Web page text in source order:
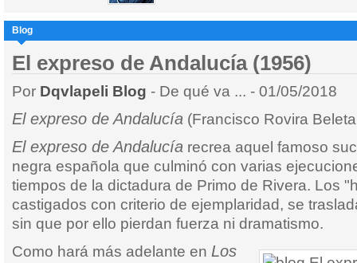
Blog
El expreso de Andalucía (1956)
Por Dqvlapeli Blog - De qué va ... - 01/05/2018
El expreso de Andalucía (Francisco Rovira
El expreso de Andalucía recrea aquel famoso
negra española que culminó con varias
tiempos de la dictadura de Primo de Rivera. Los
castigados con criterio de ejemplaridad, se
sin que por ello pierdan fuerza ni dramatismo.
Como hará más adelante en Los